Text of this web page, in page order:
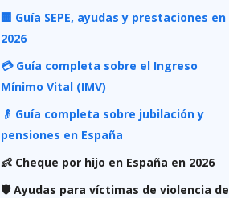
🏢 Guía SEPE, ayudas y prestaciones en
2026
💳 Guía completa sobre el Ingreso
Mínimo Vital (IMV)
👴 Guía completa sobre jubilación y
pensiones en España
👶 Cheque por hijo en España en 2026
🛡️ Ayudas para víctimas de violencia de